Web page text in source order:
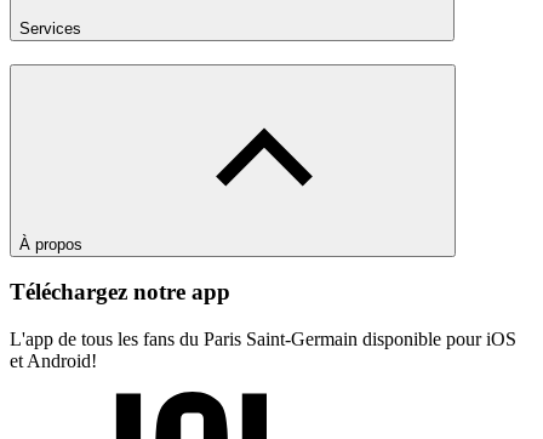
Services
À propos
Téléchargez notre app
L'app de tous les fans du Paris Saint-Germain disponible pour iOS
et Android!